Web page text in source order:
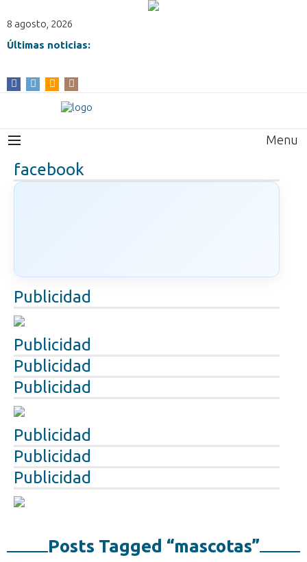
8 agosto, 2026
Últimas noticias:
Menu
facebook
Publicidad
Publicidad
Publicidad
Publicidad
Publicidad
Publicidad
Publicidad
Posts Tagged “mascotas”